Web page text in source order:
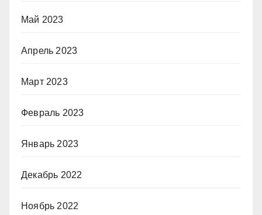
Май 2023
Апрель 2023
Март 2023
Февраль 2023
Январь 2023
Декабрь 2022
Ноябрь 2022